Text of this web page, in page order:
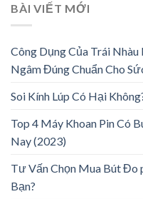
BÀI VIẾT MỚI
Công Dụng Của Trái
Ngâm Đúng Chuẩn Cho
Soi Kính Lúp Có Hại
Top 4 Máy Khoan Pin Có
Nay (2023)
Tư Vấn Chọn Mua Bút Đo
Bạn?